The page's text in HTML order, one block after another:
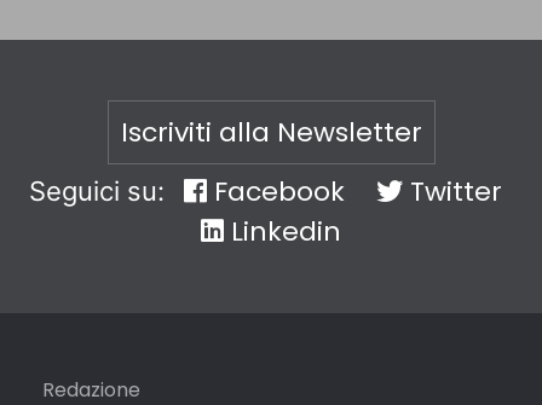
Iscriviti alla Newsletter
Seguici su: Facebook
Twitter
Linkedin
Redazione